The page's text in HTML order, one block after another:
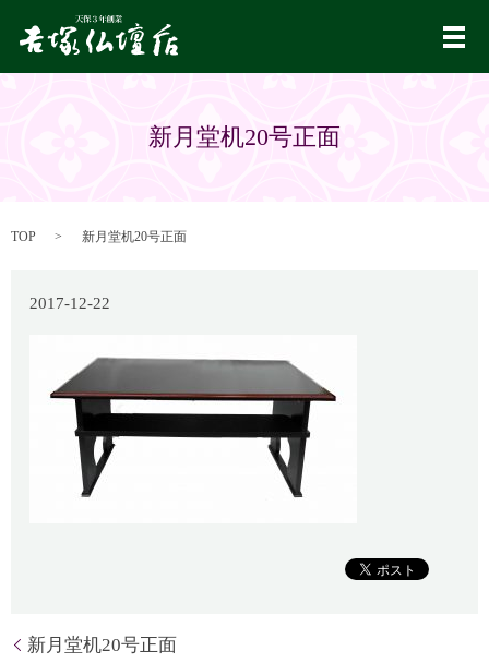
メ
新月堂机20号正面
TOP 新月堂机20号正面
2017-12-22
新月堂机20号正面